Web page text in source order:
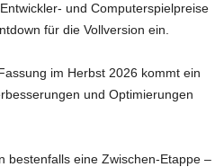
und Computerspielpreise
für die Vollversion ein.
im Herbst 2026 kommt ein
und Optimierungen
bestenfalls eine Zwischen-Etappe –